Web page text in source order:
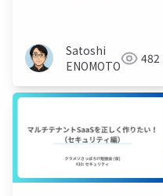
Satoshi
ENOMOTO
482